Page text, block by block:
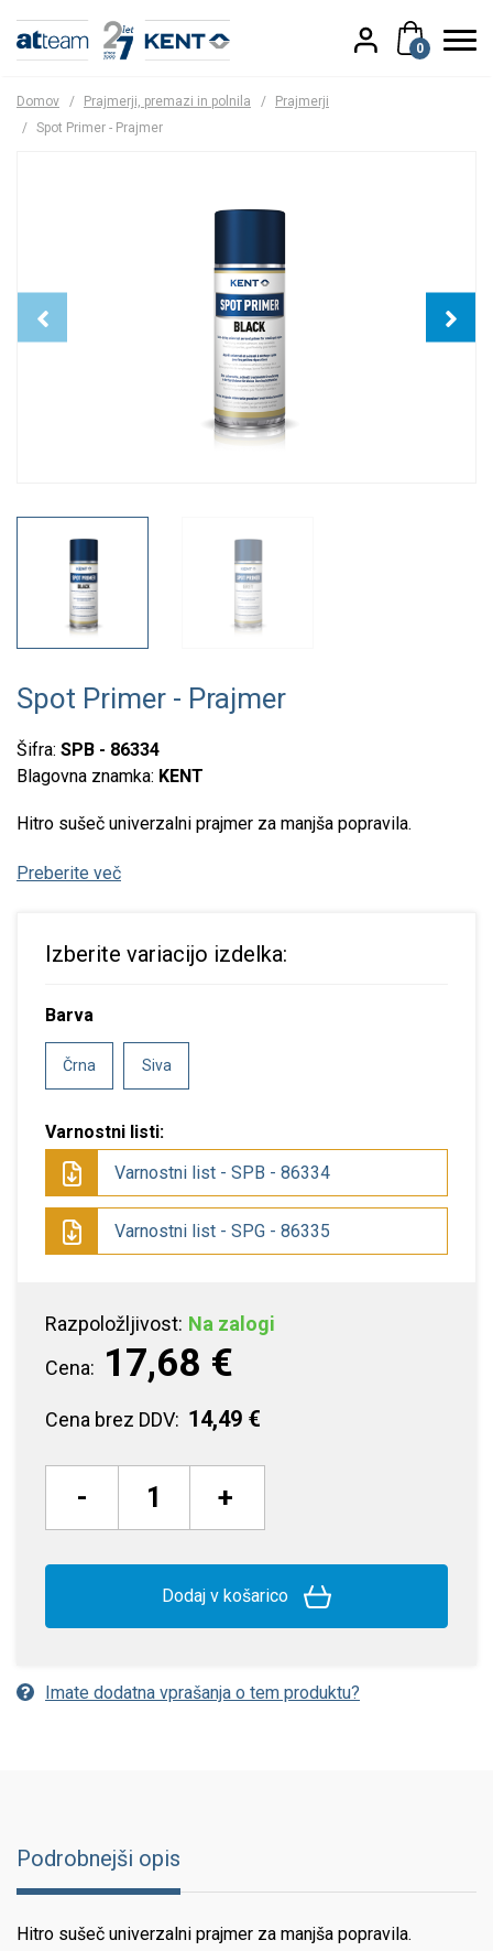
0
Domov / Prajmerji, premazi in polnila /
Prajmerji
/ Spot Primer - Prajmer
Spot Primer - Prajmer
Šifra: SPB - 86334
Blagovna znamka: KENT
Hitro sušeč univerzalni prajmer za manjša popravila.
Preberite več
Izberite variacijo izdelka:
Barva
Črna Siva
Varnostni listi:
Varnostni list - SPB - 86334
Varnostni list - SPG - 86335
Razpoložljivost: Na zalogi
Cena: 17,68 €
Cena brez DDV: 14,49 €
- +
Dodaj v košarico
Imate dodatna vprašanja o tem produktu?
Podrobnejši opis
Hitro sušeč univerzalni prajmer za manjša popravila.